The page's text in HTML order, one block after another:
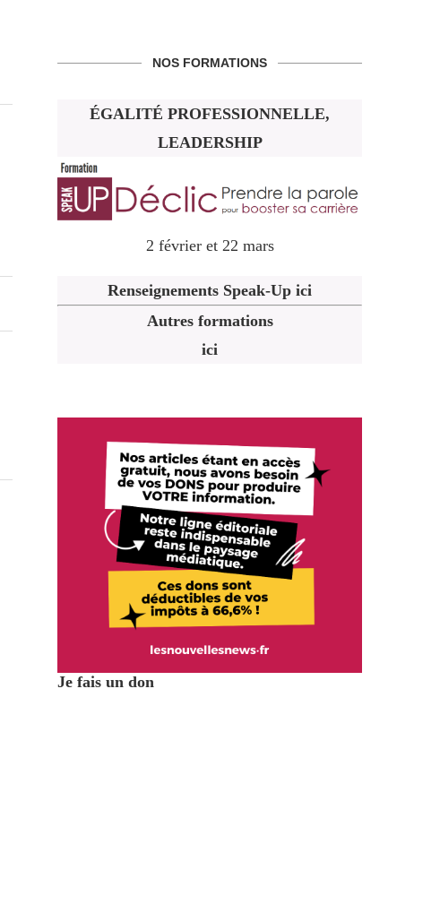
NOS FORMATIONS
ÉGALITÉ PROFESSIONNELLE,
LEADERSHIP
2 février et 22 mars
Renseignements Speak-Up ici
Autres formations
ici
Je fais un don